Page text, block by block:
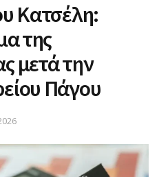
Κατσέλη:
της
μετά την
Πάγου